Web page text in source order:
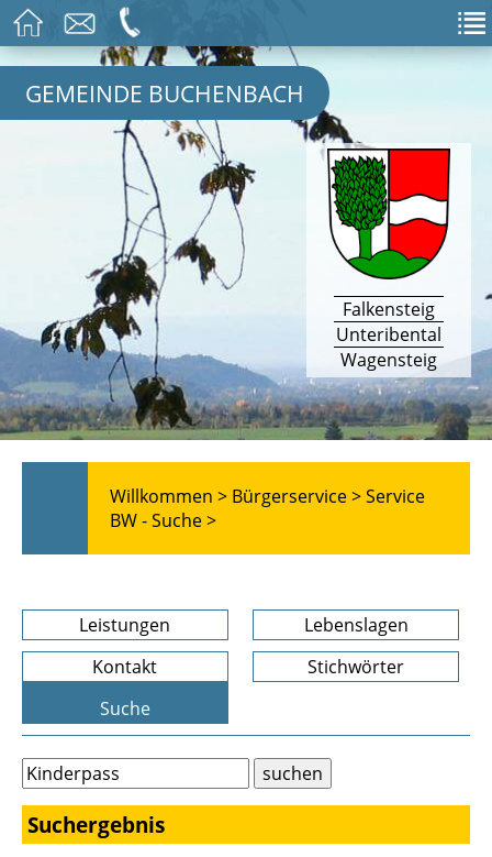
GEMEINDE BUCHENBACH
Falkensteig
Unteribental
Wagensteig
Willkommen > Bürgerservice >Service
BW - Suche >
Leistungen
Lebenslagen
Kontakt
Stichwörter
Suche
Suchergebnis